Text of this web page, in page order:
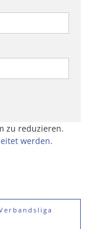
zu reduzieren.
werden.